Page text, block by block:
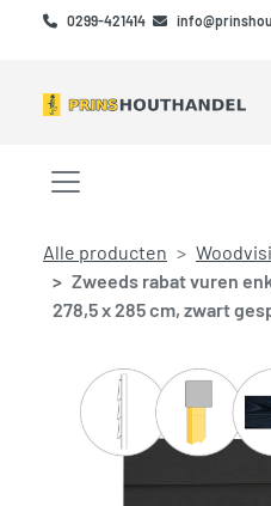
0299-421414
Menu openen/sluiten
Alle producten
Zweeds rabat vuren
278,5 x 285 cm, zwart